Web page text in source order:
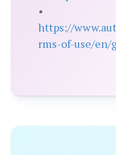
•
https://
rms-of-use/en/